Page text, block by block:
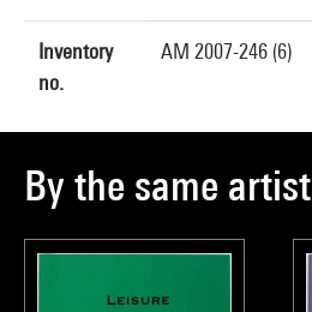
Inventory
no.
AM 2007-246 (6)
By the same artist